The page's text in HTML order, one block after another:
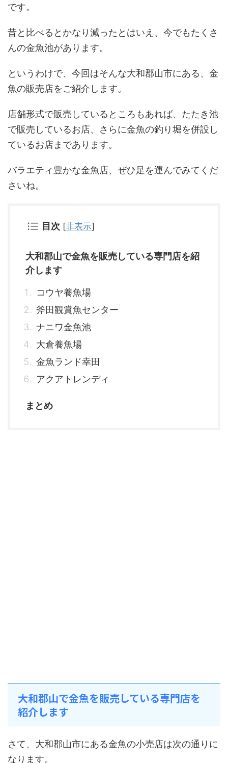
です。
昔と比べるとかなり減ったとはいえ、今でもたくさ
んの金魚池があります。
というわけで、今回はそんな大和郡山市にある、金
魚の販売店をご紹介します。
店舗形式で販売しているところもあれば、たたき池
で販売しているお店、さらに金魚の釣り堀を併設し
ているお店まであります。
バラエティ豊かな金魚店、ぜひ足を運んでみてくだ
さいね。
目次 [非表示]
大和郡山で金魚を販売している専門店を紹
介します
コウヤ養魚場
斧田観賞魚センター
ナニワ金魚池
大倉養魚場
金魚ランド幸田
アクアトレンディ
まとめ
大和郡山で金魚を販売している専門店を
紹介します
さて、大和郡山市にある金魚の小売店は次の通りに
なります。